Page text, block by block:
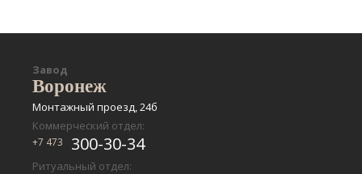
Завод
Воронеж
Монтажный проезд, 24б
Коммерческий отдел:
+7 473 300-30-34
Ритуальный отдел: